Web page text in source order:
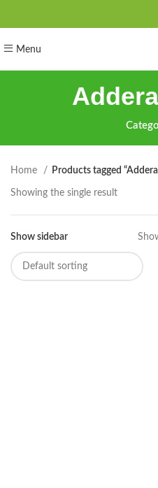
Menu
Home Products tagged
Showing the single result
Show sidebar